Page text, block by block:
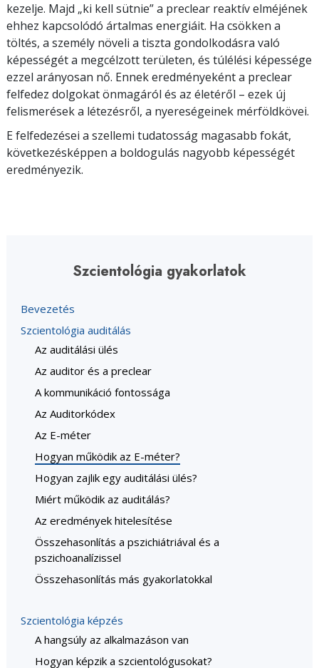
kezelje. Majd „ki kell sütnie” a preclear reaktív elméjének
ehhez kapcsolódó ártalmas energiáit. Ha csökken a
töltés, a személy növeli a tiszta gondolkodásra való
képességét a megcélzott területen, és túlélési képessége
ezzel arányosan nő. Ennek eredményeként a preclear
felfedez dolgokat önmagáról és az életéről – ezek új
felismerések a létezésről, a nyereségeinek mérföldkövei.
E felfedezései a szellemi tudatosság magasabb fokát,
következésképpen a boldogulás nagyobb képességét
eredményezik.
Szcientológia gyakorlatok
Bevezetés
Szcientológia auditálás
Az auditálási ülés
Az auditor és a preclear
A kommunikáció fontossága
Az Auditorkódex
Az E-méter
Hogyan működik az E-méter?
Hogyan zajlik egy auditálási ülés?
Miért működik az auditálás?
Az eredmények hitelesítése
Összehasonlítás a pszichiátriával és a
pszichoanalízissel
Összehasonlítás más gyakorlatokkal
Szcientológia képzés
A hangsúly az alkalmazáson van
Hogyan képzik a szcientológusokat?